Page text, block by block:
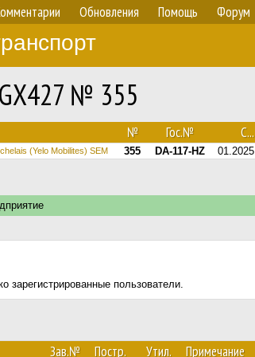
Обновления Помощь Форум
№ 355
№ Гос.№ С...
(Yelo Mobilites) SEM 355 DA-117-HZ 01.2025
зарегистрированные пользователи.
Зав.№ Постр. Утил. Примечание